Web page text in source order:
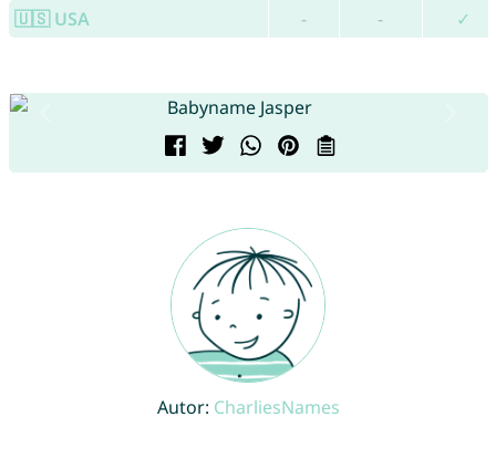
🇺🇸 USA - - ✓
Autor: CharliesNames